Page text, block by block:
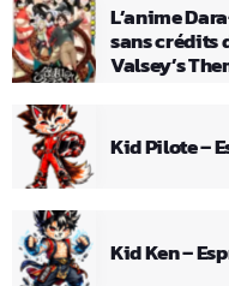
L’anime
sans crédits
Valsey’s
Kid Pilote –
Kid Ken –